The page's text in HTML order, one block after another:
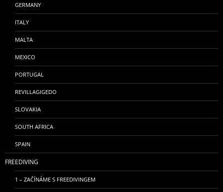
GERMANY
ITALY
MALTA
MEXICO
PORTUGAL
REVILLAGIGEDO
SLOVAKIA
SOUTH AFRICA
SPAIN
FREEDIVING
1 – ZAČÍNÁME S FREEDIVINGEM